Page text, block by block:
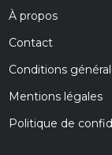
À propos
Contact
Conditions
Mentions légales
Politique de